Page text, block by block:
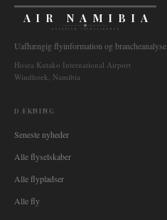
AIR NAMIBIA
AVIATION INTELLIGENCE
Uafhængig flyinformation og brancheanalyse.
Hosea Kutako International Airport
Windhoek, Namibia
DÆKNING
Seneste nyheder
Alle flyselskaber
Alle flypladser
Alle fly